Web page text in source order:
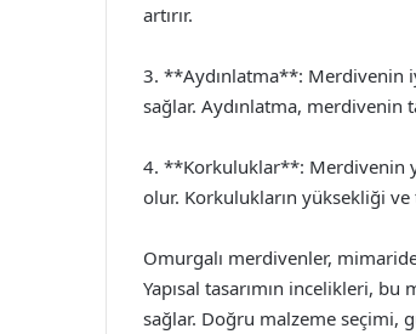
artırır.
3. **Aydınlatma**: Merdivenin
sağlar. Aydınlatma, merdivenin
4. **Korkuluklar**: Merdivenin
olur. Korkulukların yüksekliği ve
Omurgalı merdivenler,
Yapısal tasarımın incelikleri, bu
sağlar. Doğru malzeme seçimi,